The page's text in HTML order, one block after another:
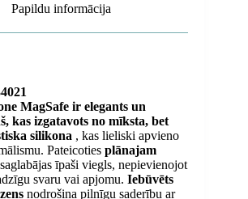
Papildu informācija
MagSafe ir elegants un
kas izgatavots no mīksta, bet
silikona , kas lieliski apvieno
Pateicoties plānajam
īpaši viegls, nepievienojot
svaru vai apjomu. Iebūvēts
nodrošina pilnīgu saderību ar